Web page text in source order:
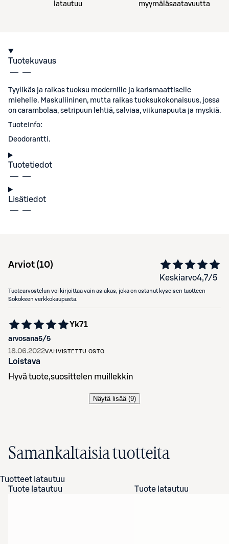
latautuu
myymäläsaatavuutta
Tuotekuvaus
Tyylikäs ja raikas tuoksu modernille ja karismaattiselle
miehelle. Maskuliininen, mutta raikas tuoksukokonaisuus, jossa
on carambolaa, setripuun lehtiä, salviaa, viikunapuuta ja myskiä.
Tuoteinfo:
Deodorantti.
Tuotetiedot
Lisätiedot
Arviot (10)
Keskiarvo4,7/5
Tuotearvostelun voi kirjoittaa vain asiakas, joka on ostanut kyseisen tuotteen
Sokoksen verkkokaupasta.
arvosana5/5
Yk71
18.06.2022VAHVISTETTU OSTO
Loistava
Hyvä tuote,suosittelen muillekkin
Näytä lisää (9)
Samankaltaisia tuotteita
Tuotteet latautuu
Tuote latautuu
Tuote latautuu